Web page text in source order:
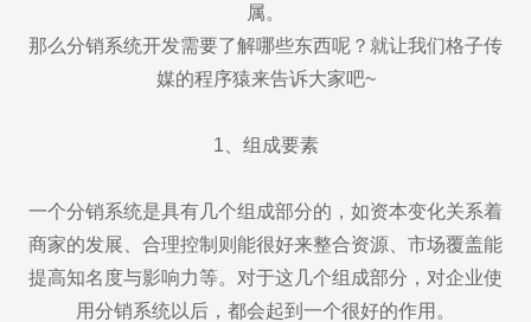
属。
那么分销系统开发需要了解哪些东西呢？就让我们格子传
媒的程序猿来告诉大家吧~
1、组成要素
一个分销系统是具有几个组成部分的，如资本变化关系着
商家的发展、合理控制则能很好来整合资源、市场覆盖能
提高知名度与影响力等。对于这几个组成部分，对企业使
用分销系统以后，都会起到一个很好的作用。